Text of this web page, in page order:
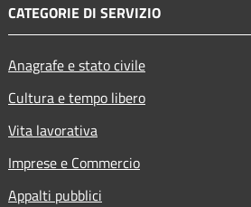
CATEGORIE DI SERVIZIO
Anagrafe e stato civile
Cultura e tempo libero
Vita lavorativa
Imprese e Commercio
Appalti pubblici